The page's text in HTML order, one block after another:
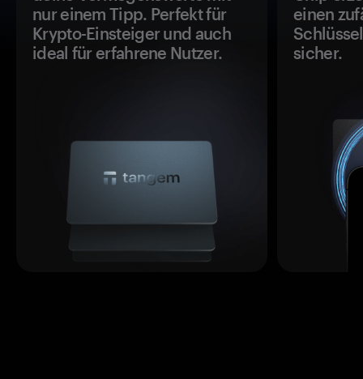
nur einem Tipp. Perfekt für
Krypto-Einsteiger und auch
ideal für erfahrene Nutzer.
einen
sicher.